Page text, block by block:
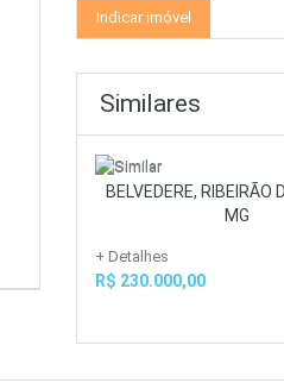
Similares
BELVEDERE, RIBEIRÃO
MG
+ Detalhes
R$ 230.000,00